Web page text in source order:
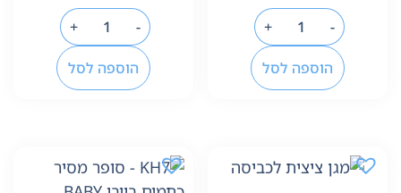
-
+
הוספה לסל
-
+
הוספה לסל